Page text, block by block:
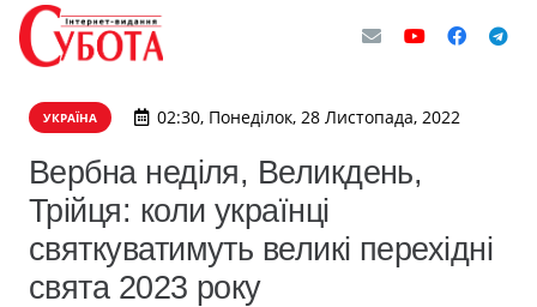
УКРАЇНА 02:30, Понеділок, 28 Листопада, 2022
Вербна неділя, Великдень,
Трійця: коли українці
святкуватимуть великі перехідні
свята 2023 року